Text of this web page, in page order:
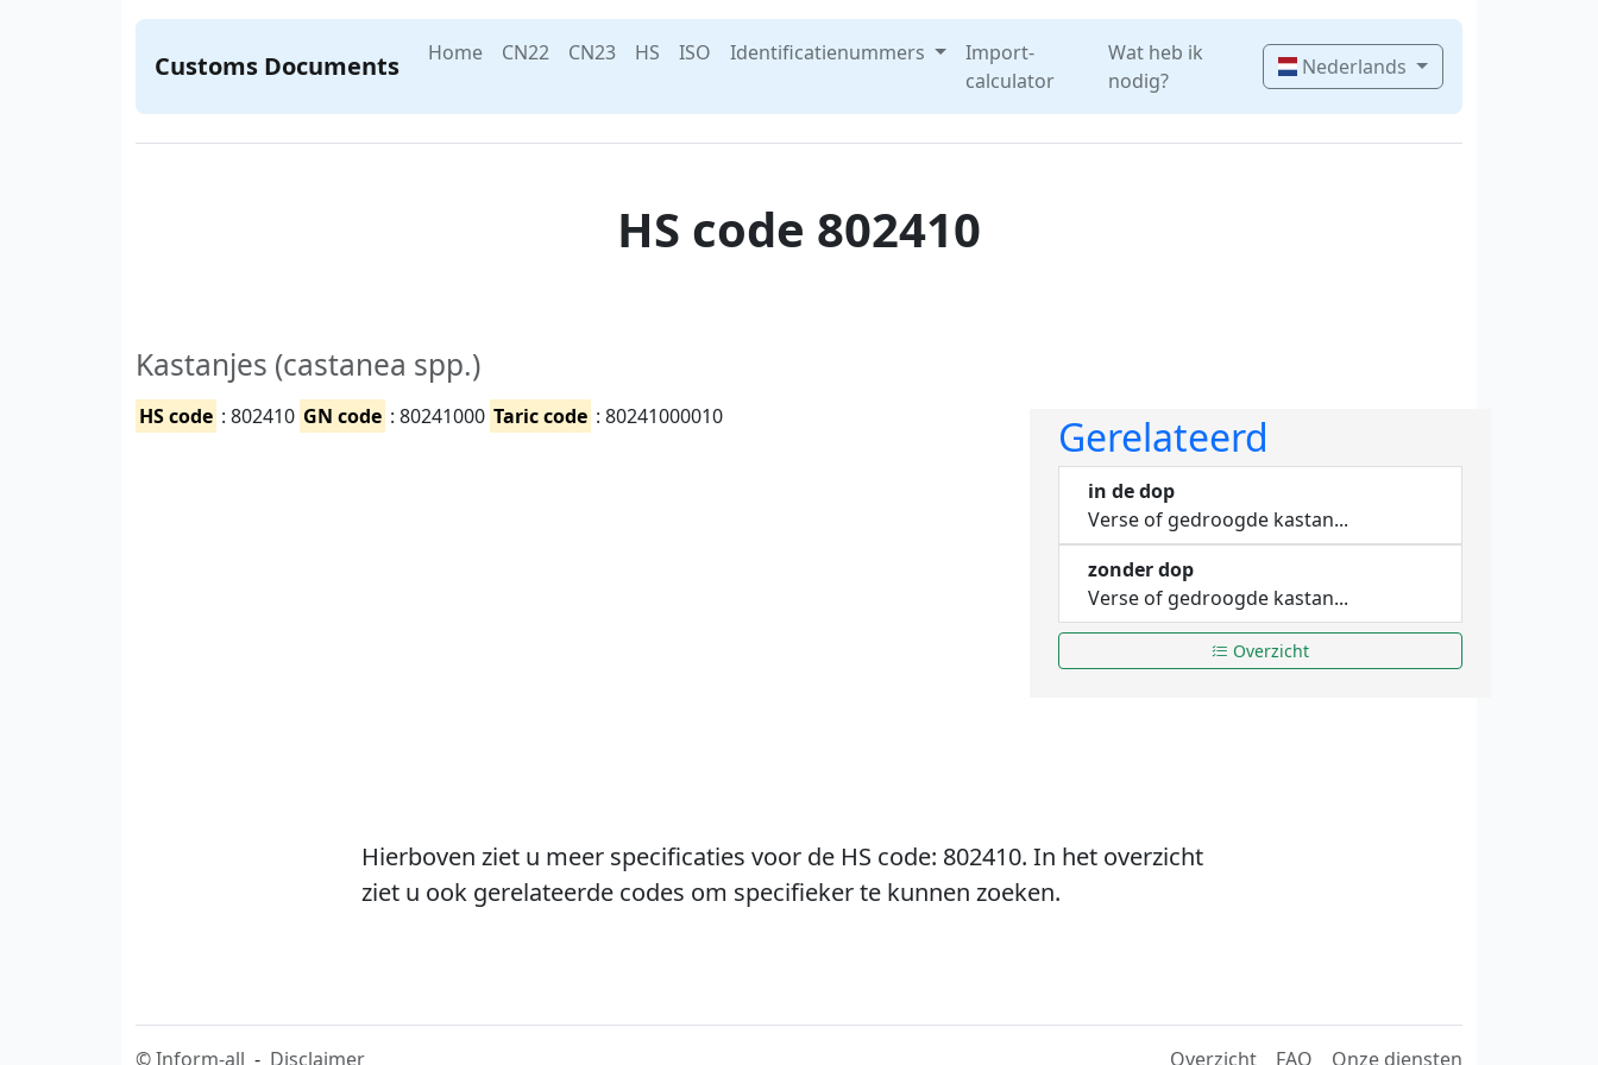
Customs Documents Home CN22 CN23 HS ISO Identificatienummers
Import-
calculator
Wat heb ik
nodig?
Nederlands
HS code 802410
Kastanjes (castanea spp.)
HS code : 802410 GN code : 80241000 Taric code : 80241000010 Gerelateerd
in de dop
Verse of gedroogde kastan...
zonder dop
Verse of gedroogde kastan...
Overzicht
Hierboven ziet u meer specificaties voor de HS code: 802410. In het overzicht
ziet u ook gerelateerde codes om specifieker te kunnen zoeken.
©Inform-all - Disclaimer Overzicht FAQ Onze diensten